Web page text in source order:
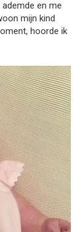
en me
mijn kind
hoorde ik